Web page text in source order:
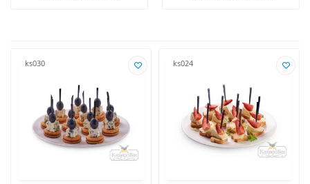
ks030 ks024